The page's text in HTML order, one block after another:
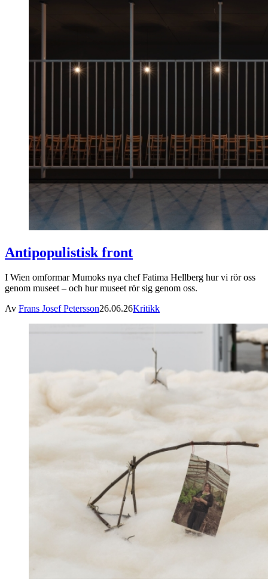
Antipopulistisk front
I Wien omformar Mumoks nya chef Fatima Hellberg hur vi rör oss
genom museet – och hur museet rör sig genom oss.
Av Frans Josef Petersson26.06.26Kritikk